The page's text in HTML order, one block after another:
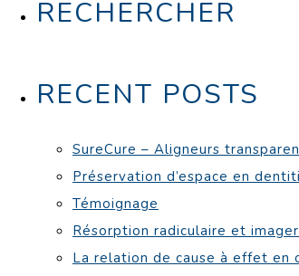
RECHERCHER
RECENT POSTS
SureCure – Aligneurs
Préservation d’espace en
Témoignage
Résorption radiculaire et
La relation de cause à effet en